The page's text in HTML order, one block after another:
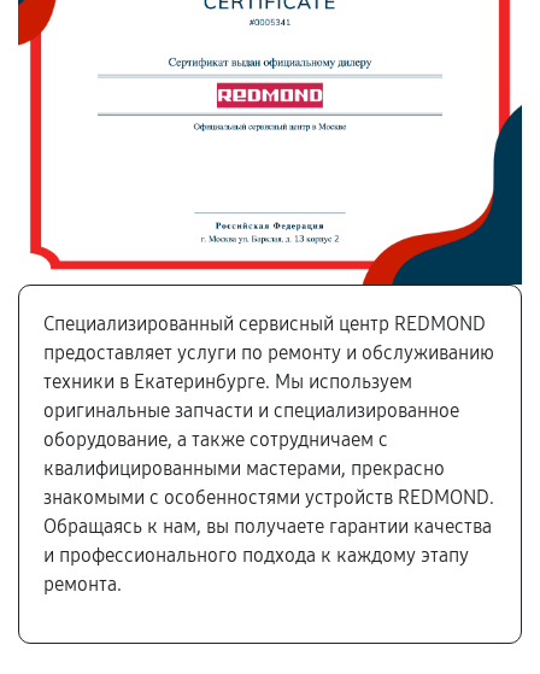
Специализированный сервисный центр REDMOND
предоставляет услуги по ремонту и обслуживанию
техники в Екатеринбурге. Мы используем
оригинальные запчасти и специализированное
оборудование, а также сотрудничаем с
квалифицированными мастерами, прекрасно
знакомыми с особенностями устройств REDMOND.
Обращаясь к нам, вы получаете гарантии качества
и профессионального подхода к каждому этапу
ремонта.